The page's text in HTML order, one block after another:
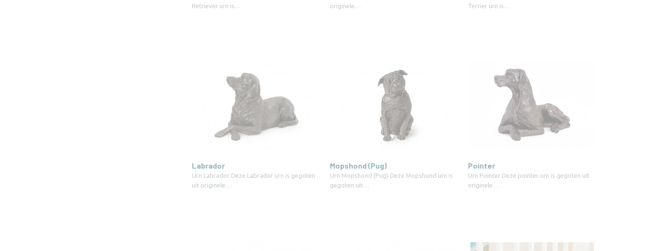
Retriever urn is…
originele…
Terrier urn is…
Labrador
Urn Labrador Deze Labrador urn is gegoten
uit originele…
Mopshond (Pug)
Urn Mopshond (Pug) Deze Mopshond urn is
gegoten uit…
Pointer
Urn Pointer Deze pointer urn is gegoten uit
originele…